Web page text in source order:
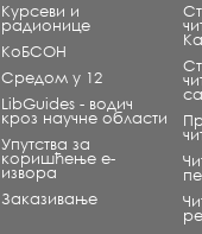
Курсеви и
радионице
КоБСОН
Средом у 12
LibGuides - водич
кроз научне области
Упутства за
коришћење е-
извора
Заказивање